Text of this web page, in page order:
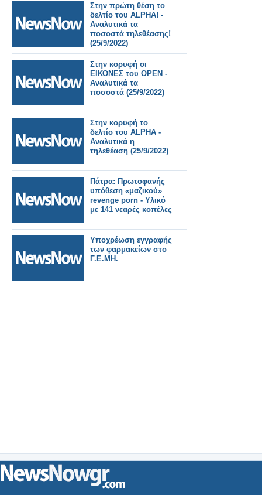
Στην πρώτη θέση το
δελτίο του ALPHA! -
Αναλυτικά τα
ποσοστά τηλεθέασης!
(25/9/2022)
Στην κορυφή οι
ΕΙΚΟΝΕΣ του OPEN -
Αναλυτικά τα
ποσοστά (25/9/2022)
Στην κορυφή το
δελτίο του ALPHA -
Αναλυτικά η
τηλεθέαση (25/9/2022)
Πάτρα: Πρωτοφανής
υπόθεση «μαζικού»
revenge porn - Υλικό
με 141 νεαρές κοπέλες
Υποχρέωση εγγραφής
των φαρμακείων στο
Γ.Ε.ΜΗ.